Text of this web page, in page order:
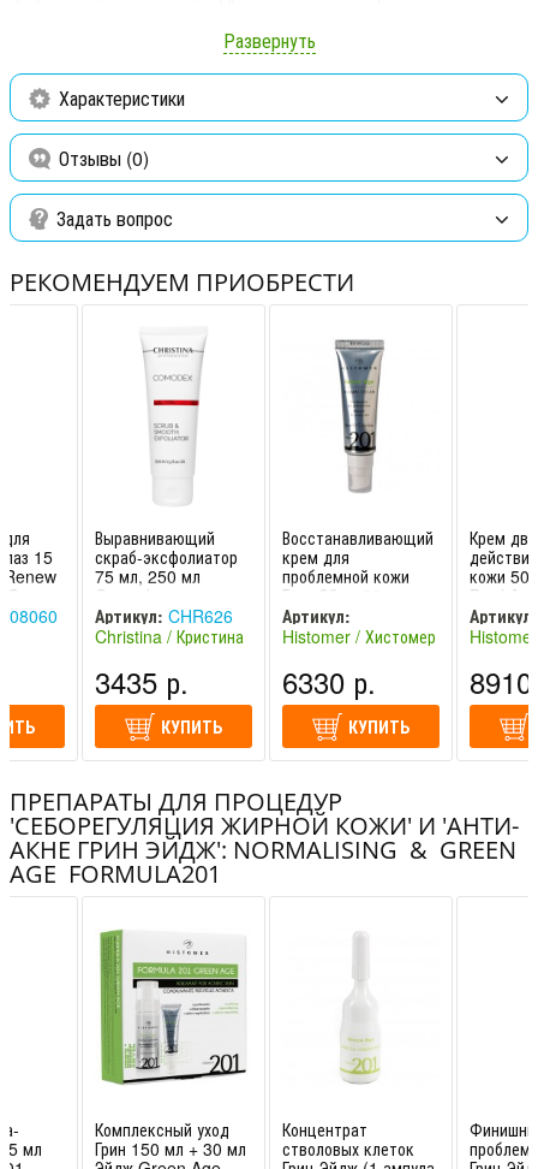
Развернуть
Характеристики
Отзывы (0)
Задать вопрос
РЕКОМЕНДУЕМ ПРИОБРЕСТИ
15
Выравнивающий
скраб-эксфолиатор
75 мл, 250 мл
Comodex
Scrub&Smooth
Exfoliator | Christin
Артикул: CHR626
Christina / Кристина
3435 р.
КУПИТЬ
Восстанавливающий
крем для
проблемной кожи
Грин-Эйдж 30 мл
FORMULA 201
Green Age Dermal
Артикул:
HIS201V10
Histomer / Хистомер
6330 р.
КУПИТЬ
Крем
кожи 50
Dual
Артикул:
ПРЕПАРАТЫ ДЛЯ ПРОЦЕДУР
'СЕБОРЕГУЛЯЦИЯ ЖИРНОЙ КОЖИ' И 'АНТИ-
АКНЕ ГРИН ЭЙДЖ': NORMALISING & GREEN
AGE FORMULA201
мл
Комплексный уход
Грин 150 мл + 30 мл
Концентрат
стволовых клеток